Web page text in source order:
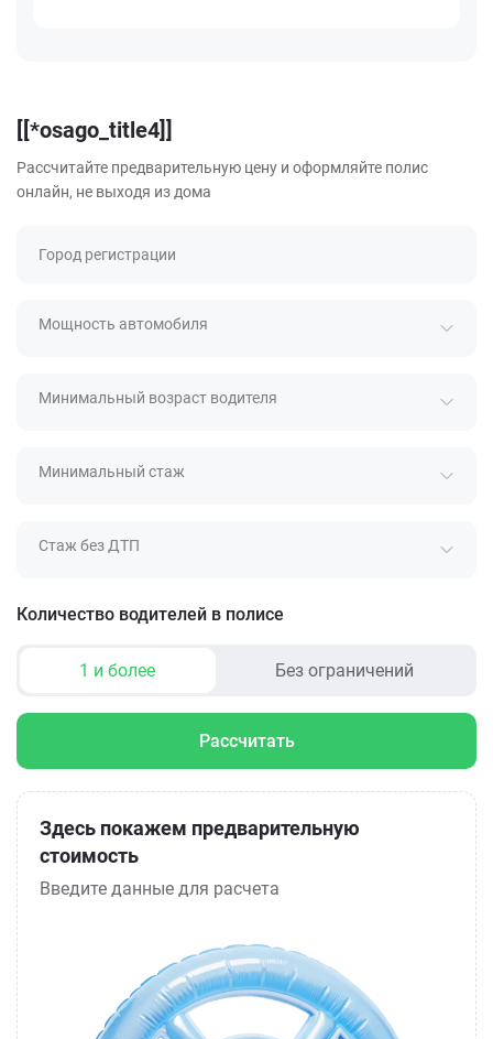
[[*osago_title4]]
Рассчитайте предварительную цену и оформляйте полис
онлайн, не выходя из дома
Город регистрации
Мощность автомобиля
Минимальный возраст водителя
Минимальный стаж
Стаж без ДТП
Количество водителей в полисе
1 и более Без ограничений
Рассчитать
Здесь покажем предварительную
стоимость
Введите данные для расчета